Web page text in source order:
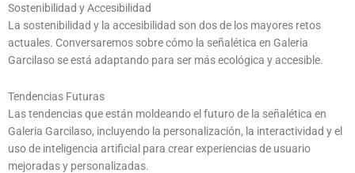
Sostenibilidad y Accesibilidad
La sostenibilidad y la accesibilidad son dos de los mayores retos
actuales. Conversaremos sobre cómo la señalética en Galeria
Garcilaso se está adaptando para ser más ecológica y accesible.
Tendencias Futuras
Las tendencias que están moldeando el futuro de la señalética en
Galeria Garcilaso, incluyendo la personalización, la interactividad y el
uso de inteligencia artificial para crear experiencias de usuario
mejoradas y personalizadas.